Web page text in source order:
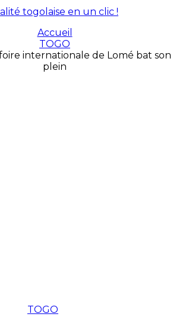
Accueil
TOGO
foire internationale de Lomé bat son
plein
TOGO